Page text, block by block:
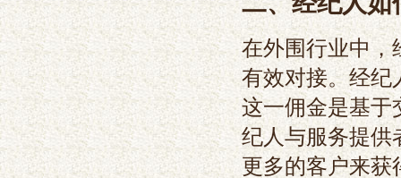
在外围行业中，
有效对接。经纪
这一佣金是基于
纪人与服务提供
更多的客户来获